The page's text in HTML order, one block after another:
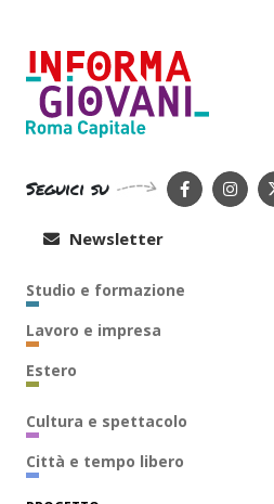
Seguici su
Newsletter
Studio e formazione
Lavoro e impresa
Estero
Cultura e spettacolo
Città e tempo libero